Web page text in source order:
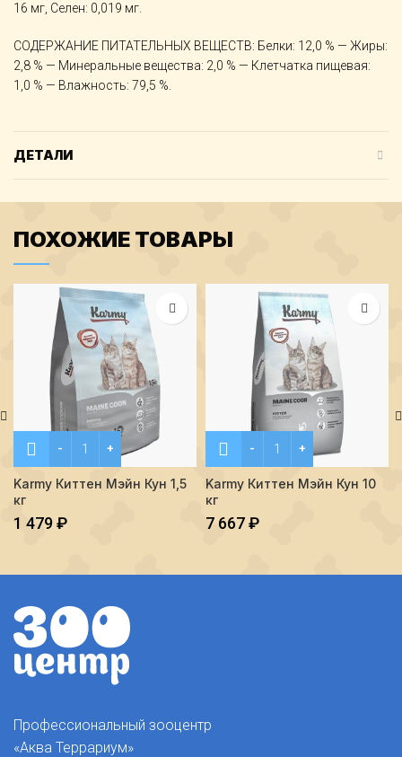
16 мг, Ceлeн: 0,019 мг.
СОДЕРЖАНИЕ ПИТАТЕЛЬНЫХ ВЕЩЕСТВ: Белки: 12,0 % — Жиры:
2,8 % — Минеральные вещества: 2,0 % — Клетчатка пищевая:
1,0 % — Влажность: 79,5 %.
ДЕТАЛИ
ПОХОЖИЕ ТОВАРЫ
Количество Karmy Киттен Мэйн Кун 1,5 кг
Karmy Киттен Мэйн Кун 1,5
кг
1 479₽
Количество Karmy
Karmy Киттен Мэйн Кун 10
кг
7 667₽
Профессиональный зооцентр
«Аква Террариум»